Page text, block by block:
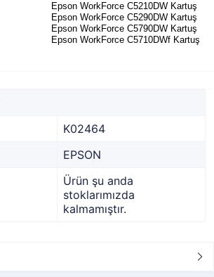
Epson WorkForce C5210DW Kartuş
Epson WorkForce C5290DW Kartuş
Epson WorkForce C5790DW Kartuş
Epson WorkForce C5710DWf Kartuş
K02464
EPSON
Ürün şu anda
stoklarımızda
kalmamıştır.